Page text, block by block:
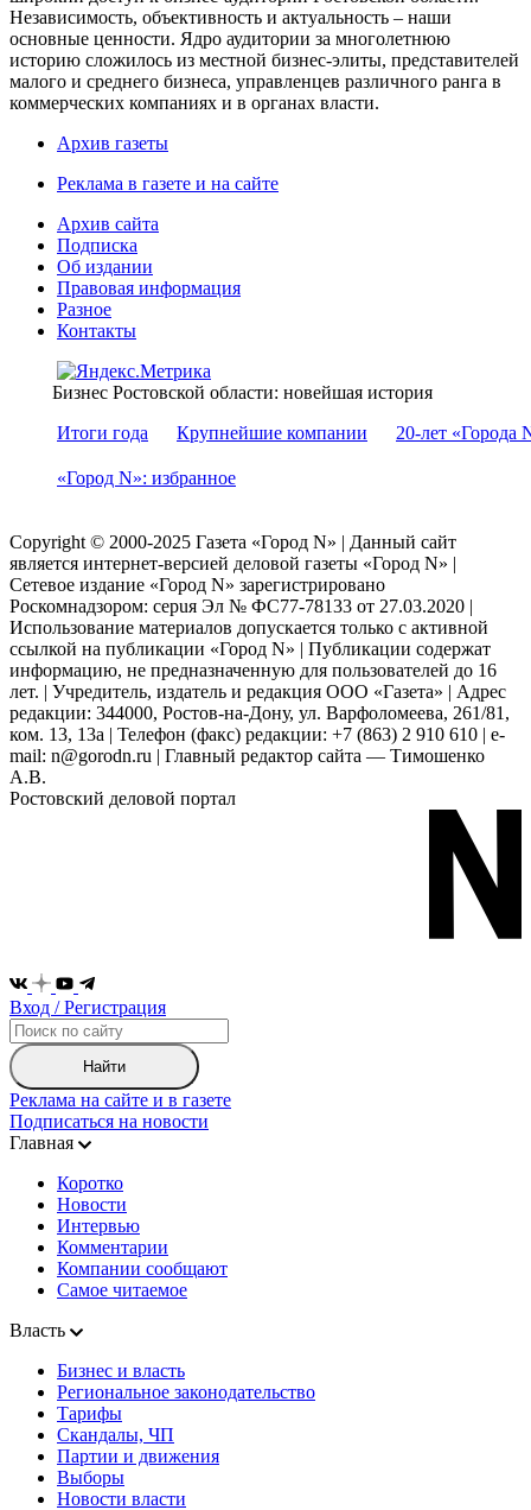
Независимость, объективность и актуальность – наши
основные ценности. Ядро аудитории за многолетнюю
историю сложилось из местной бизнес-элиты, представителей
малого и среднего бизнеса, управленцев различного ранга в
коммерческих компаниях и в органах власти.
Архив газеты
Реклама в газете и на сайте
Архив сайта
Подписка
Об издании
Правовая информация
Разное
Контакты
Бизнес Ростовской области: новейшая история
Итоги года
Крупнейшие компании 20-лет «Города
«Город N»: избранное
Copyright © 2000-2025 Газета «Город N» | Данный сайт
является интернет-версией деловой газеты «Город N» |
Сетевое издание «Город N» зарегистрировано
Роскомнадзором: серuя Эл № ФС77-78133 от 27.03.2020 |
Использование материалов допускается только с активной
ссылкой на публикации «Город N» | Публикации содержат
информацию, не предназначенную для пользователей до 16
лет. | Учредитель, издатель и редакция ООО «Газета» | Адрес
редакции: 344000, Ростов-на-Дону, ул. Варфоломеева, 261/81,
ком. 13, 13а | Телефон (факс) редакции: +7 (863) 2 910 610 | e-
mail: n@gorodn.ru | Главный редактор сайта — Тимошенко
А.В.
Ростовский деловой портал
Вход / Регистрация
Найти
Реклама на сайте и в газете
Подписаться на новости
Главная
Коротко
Новости
Интервью
Комментарии
Компании сообщают
Самое читаемое
Власть
Бизнес и власть
Региональное законодательство
Тарифы
Скандалы, ЧП
Партии и движения
Выборы
Новости власти